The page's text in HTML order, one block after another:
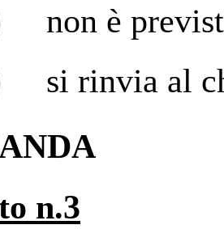
non è
si rinvia al
n.3